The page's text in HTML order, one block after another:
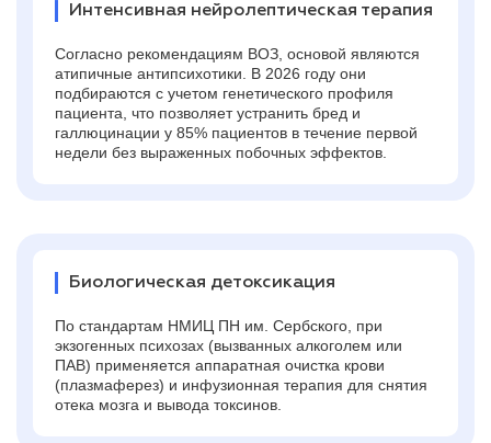
Интенсивная нейролептическая терапия
Согласно рекомендациям ВОЗ, основой являются
атипичные антипсихотики. В 2026 году они
подбираются с учетом генетического профиля
пациента, что позволяет устранить бред и
галлюцинации у 85% пациентов в течение первой
недели без выраженных побочных эффектов.
Биологическая детоксикация
По стандартам НМИЦ ПН им. Сербского, при
экзогенных психозах (вызванных алкоголем или
ПАВ) применяется аппаратная очистка крови
(плазмаферез) и инфузионная терапия для снятия
отека мозга и вывода токсинов.